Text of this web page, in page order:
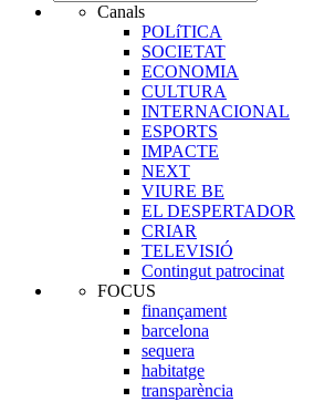
Canals
POLíTICA
SOCIETAT
ECONOMIA
CULTURA
INTERNACIONAL
ESPORTS
IMPACTE
NEXT
VIURE BE
EL DESPERTADOR
CRIAR
TELEVISIÓ
Contingut patrocinat
FOCUS
finançament
barcelona
sequera
habitatge
transparència